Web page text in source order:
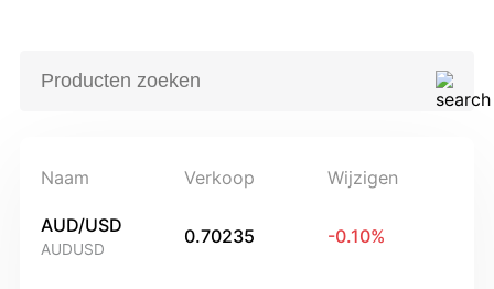
Naam Verkoop Wijzigen
AUD/USD
AUDUSD
0.70235 -0.10%